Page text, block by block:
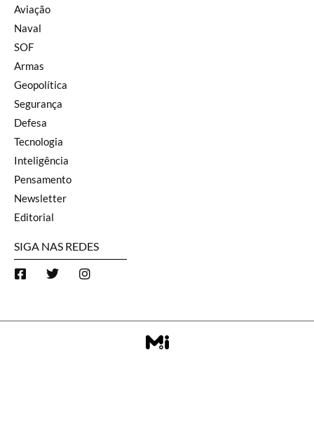
Aviação
Naval
SOF
Armas
Geopolítica
Segurança
Defesa
Tecnologia
Inteligência
Pensamento
Newsletter
Editorial
SIGA NAS REDES